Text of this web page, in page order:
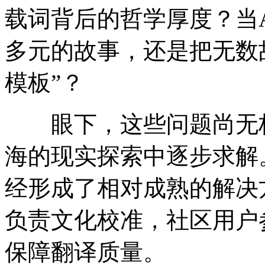
载词背后的哲学厚度？
多元的故事，还是把无
模板”？
眼下，这些问题尚无
海的现实探索中逐步求
经形成了相对成熟的解
负责文化校准，社区用
保障翻译质量。